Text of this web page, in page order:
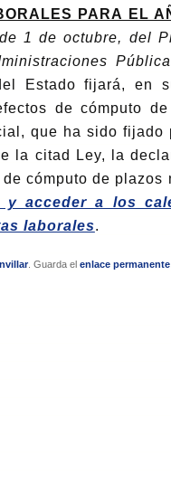
PARA EL
1 de octubre, del
Estado fijará, en
de cómputo
que ha sido fijado
la citad Ley, la
cómputo de plazos
y acceder a los
laborales.
. Guarda el enlace permanente.